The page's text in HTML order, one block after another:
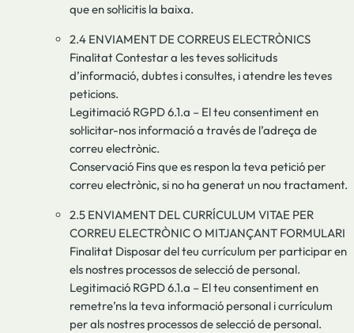
que en sol·licitis la baixa.
2.4 ENVIAMENT DE CORREUS ELECTRÒNICS
Finalitat Contestar a les teves sol·licituds
d’informació, dubtes i consultes, i atendre les teves
peticions.
Legitimació RGPD 6.1.a – El teu consentiment en
sol·licitar-nos informació a través de l’adreça de
correu electrònic.
Conservació Fins que es respon la teva petició per
correu electrònic, si no ha generat un nou tractament.
2.5 ENVIAMENT DEL CURRÍCULUM VITAE PER
CORREU ELECTRÒNIC O MITJANÇANT FORMULARI
Finalitat Disposar del teu currículum per participar en
els nostres processos de selecció de personal.
Legitimació RGPD 6.1.a – El teu consentiment en
remetre’ns la teva informació personal i currículum
per als nostres processos de selecció de personal.